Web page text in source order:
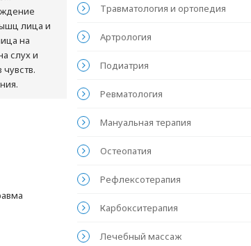
лица и
на
слух и
чувств.
Травматология и ортопедия
Артрология
Подиатрия
Ревматология
Мануальная терапия
Остеопатия
Рефлексотерапия
Карбокситерапия
Лечебный массаж